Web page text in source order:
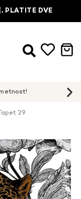
PLATITE DVE
29